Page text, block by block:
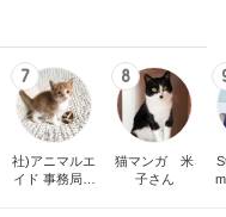
7
社)アニマルエ
イド 事務局＆
8
猫マンガ 米
子さん